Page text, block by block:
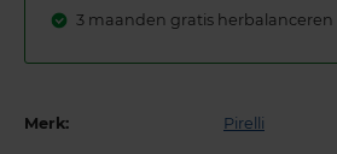
3 maanden gratis herbalanceren
Merk: Pirelli